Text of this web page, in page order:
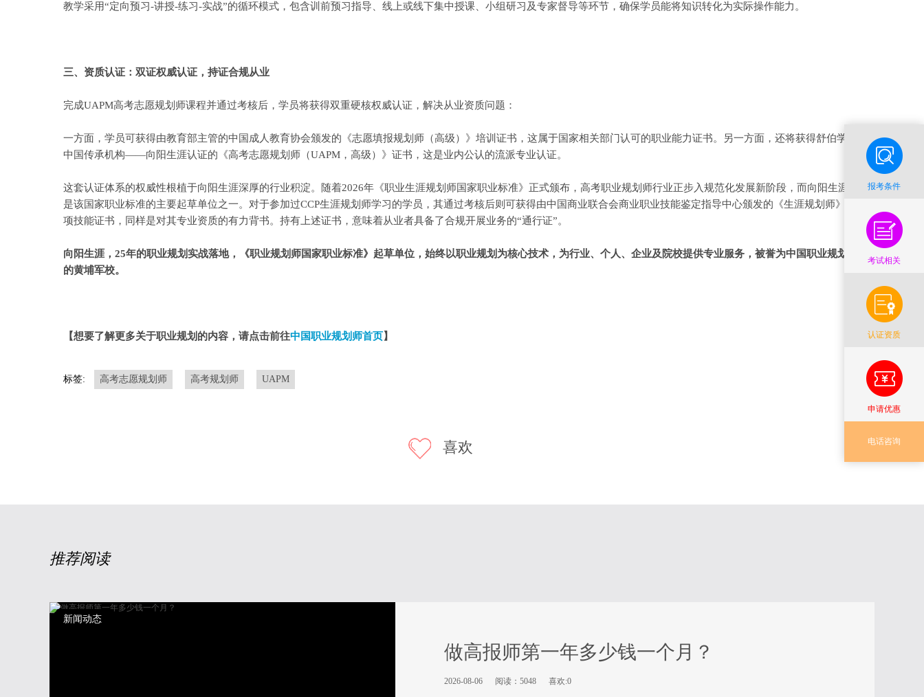
教学采用“定向预习-讲授-练习-实战”的循环模式，包含训前预习指导、线上或线下集中授课、小组研习及专家督导等环节，确保学员能将知识转化为实际操作能力。
三、资质认证：双证权威认证，持证合规从业
完成UAPM高考志愿规划师课程并通过考核后，学员将获得双重硬核权威认证，解决从业资质问题：
一方面，学员可获得由教育部主管的中国成人教育协会颁发的《志愿填报规划师（高级）》培训证书，这属于国家相关部门认可的职业能力证书。另一方面，还将获得舒伯学派
中国传承机构——向阳生涯认证的《高考志愿规划师（UAPM，高级）》证书，这是业内公认的流派专业认证。
这套认证体系的权威性根植于向阳生涯深厚的行业积淀。随着2026年《职业生涯规划师国家职业标准》正式颁布，高考职业规划师行业正步入规范化发展新阶段，而向阳生涯正
是该国家职业标准的主要起草单位之一。对于参加过CCP生涯规划师学习的学员，其通过考核后则可获得由中国商业联合会商业职业技能鉴定指导中心颁发的《生涯规划师》专
项技能证书，同样是对其专业资质的有力背书。持有上述证书，意味着从业者具备了合规开展业务的“通行证”。
向阳生涯，25年的职业规划实战落地，《职业规划师国家职业标准》起草单位，始终以职业规划为核心技术，为行业、个人、企业及院校提供专业服务，被誉为中国职业规划师
的黄埔军校。
【想要了解更多关于职业规划的内容，请点击前往中国职业规划师首页】
标签: 高考志愿规划师 高考规划师 UAPM
喜欢
推荐阅读
新闻动态
做高报师第一年多少钱一个月？
2026-08-06 阅读：5048 喜欢:0
报考条件
考试相关
认证资质
申请优惠
电话咨询